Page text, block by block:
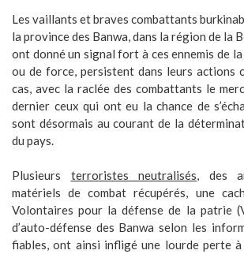
Les vaillants et braves combattants
la province des Banwa, dans la région de la
ont donné un signal fort à ces ennemis de
ou de force, persistent dans leurs actions
cas, avec la raclée des combattants le
dernier ceux qui ont eu la chance de
sont désormais au courant de la
du pays.
Plusieurs terroristes neutralisés, des
matériels de combat récupérés, une
Volontaires pour la défense de la patrie
d’auto-défense des Banwa selon les
fiables, ont ainsi infligé une lourde perte à